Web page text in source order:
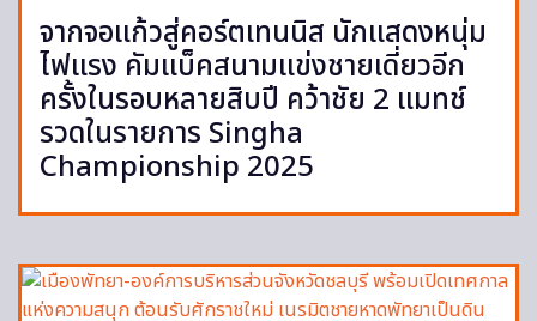
จากจอแก้วสู่คอร์ตเทนนิส นักแสดงหนุ่ม
ไฟแรง คัมแบ็คสนามแข่งชายเดี่ยวอีก
ครั้งในรอบหลายสิบปี คว้าชัย 2 แมทช์
รวดในรายการ Singha
Championship 2025